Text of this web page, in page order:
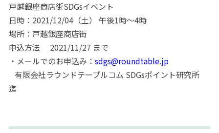
戸越銀座商店街SDGsイベント
日時：2021/12/04（土） 午後1時～4時
場所：戸越銀座商店街
申込方法 2021/11/27 まで
・メールでのお申込み： sdgs@roundtable.jp
有限会社ラウンドテーブルコム SDGsポイント研究所
迄